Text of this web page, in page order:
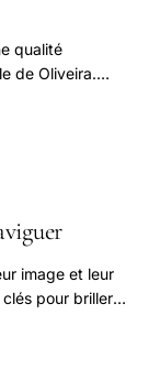
qualité
de Oliveira.
image et leur
pour briller